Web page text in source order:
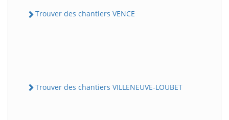
Trouver des chantiers VENCE
Trouver des chantiers VILLENEUVE-LOUBET